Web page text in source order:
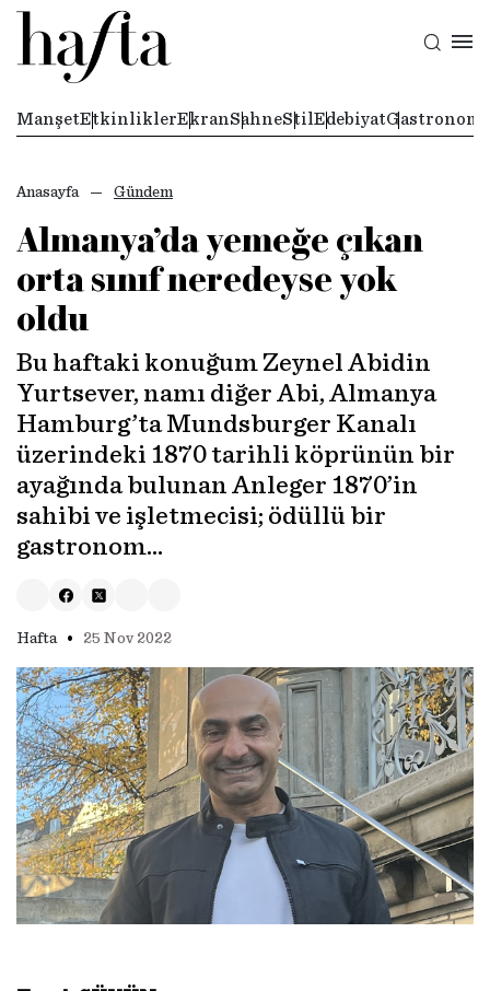
ManşetEtkinliklerEkranSahneStil EdebiyatGastronomi
Anasayfa Gündem
Almanya’da yemeğe çıkan
orta sınıf neredeyse yok
oldu
Bu haftaki konuğum Zeynel Abidin
Yurtsever, namı diğer Abi, Almanya
Hamburg’ta Mundsburger Kanalı
üzerindeki 1870 tarihli köprünün bir
ayağında bulunan Anleger 1870’in
sahibi ve işletmecisi; ödüllü bir
gastronom...
Hafta • 25 Nov 2022